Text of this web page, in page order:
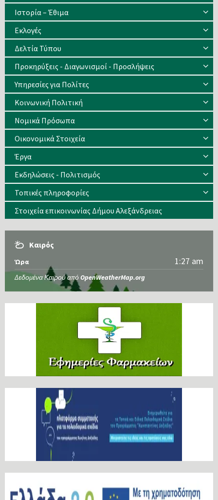
Ιστορία – Έθιμα
Eκλογές
Δελτία Τύπου
Προκηρύξεις - Διαγωνισμοί - Προσλήψεις
Υπηρεσίες για Πολίτες
Κοινωνική Πολιτική
Νομικά Πρόσωπα
Οικονομικά Στοιχεία
Έργα
Εκδηλώσεις - Πολιτισμός
Τοπικές πληροφορίες
Στοιχεία επικοινωνίας Δήμου Αλεξάνδρειας
Καιρός
Ώρα 1:27 am
Δεδομένα Καιρού από OpenWeatherMap.org